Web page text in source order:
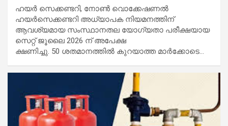
ഹയർ സെക്കണ്ടറി, നോൺ വൊക്കേഷണൽ
ഹയർസെക്കണ്ടറി അധ്യാപക നിയമനത്തിന്
ആവശ്യമായ സംസ്ഥാനതല യോഗ്യതാ പരീക്ഷയായ
സെറ്റ് ജൂലൈ 2026 ന് അപേക്ഷ
ക്ഷണിച്ചു. 50 ശതമാനത്തിൽ കുറയാത്ത മാർക്കോടെ…